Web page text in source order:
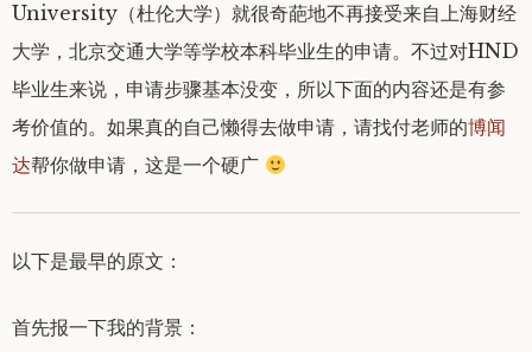
University（杜伦大学）就很奇葩地不再接受来自上海财经
大学，北京交通大学等学校本科毕业生的申请。不过对HND
毕业生来说，申请步骤基本没变，所以下面的内容还是有参
考价值的。如果真的自己懒得去做申请，请找付老师的博闻
达帮你做申请，这是一个硬广
以下是最早的原文：
首先报一下我的背景：